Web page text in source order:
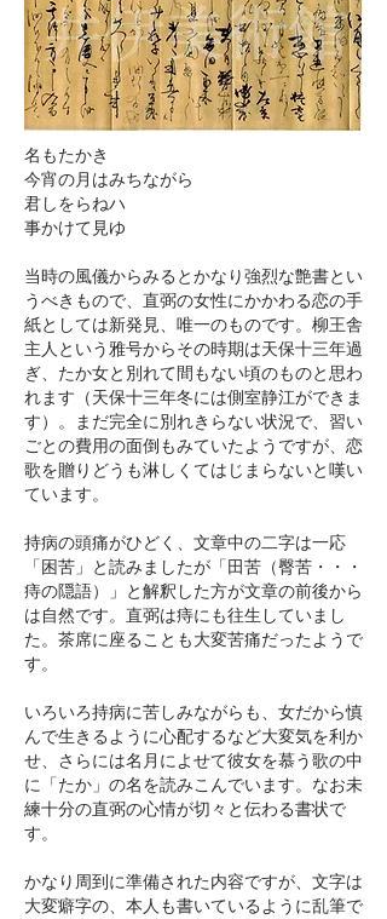
名もたかき
今宵の月はみちながら
君しをらねハ
事かけて見ゆ
当時の風儀からみるとかなり強烈な艶書とい
うべきもので、直弼の女性にかかわる恋の手
紙としては新発見、唯一のものです。柳王舎
主人という雅号からその時期は天保十三年過
ぎ、たか女と別れて間もない頃のものと思わ
れます（天保十三年冬には側室静江ができま
す）。まだ完全に別れきらない状況で、習い
ごとの費用の面倒もみていたようですが、恋
歌を贈りどうも淋しくてはじまらないと嘆い
ています。
持病の頭痛がひどく、文章中の二字は一応
「困苦」と読みましたが「田苦（臀苦・・・
痔の隠語）」と解釈した方が文章の前後から
は自然です。直弼は痔にも往生していまし
た。茶席に座ることも大変苦痛だったようで
す。
いろいろ持病に苦しみながらも、女だから慎
んで生きるように心配するなど大変気を利か
せ、さらには名月によせて彼女を慕う歌の中
に「たか」の名を読みこんでいます。なお未
練十分の直弼の心情が切々と伝わる書状で
す。
かなり周到に準備された内容ですが、文字は
大変癖字の、本人も書いているように乱筆で